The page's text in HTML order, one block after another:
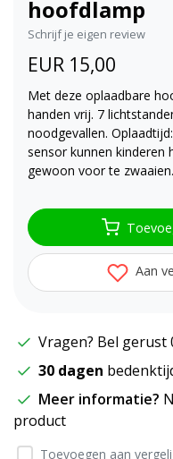
hoofdlamp
Schrijf je eigen review
EUR 15,00
Met deze oplaadbare
handen vrij. 7
noodgevallen.
sensor kunnen
gewoon voor te zwaaien.
Aan
Vragen? Bel gerust
30 dagen
Meer informatie?
product
Toevoegen aan